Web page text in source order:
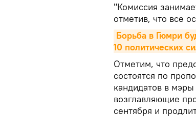
"Комиссия
отметив, что все
Борьба в Гюмри
10 политических
Отметим, что
состоятся по
кандидатов в
возглавляющие
сентября и